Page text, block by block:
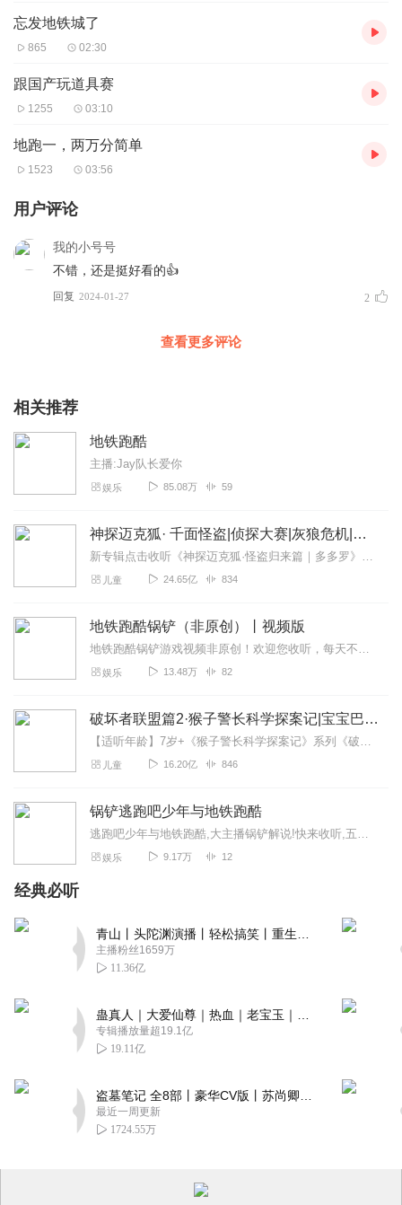
忘发地铁城了
865 02:30
跟国产玩道具赛
1255 03:10
地跑一，两万分简单
1523 03:56
用户评论
我的小号号
不错，还是挺好看的👍
回复 2024-01-27 2
查看更多评论
相关推荐
地铁跑酷
主播:Jay队长爱你
娱乐 85.08万 59
神探迈克狐· 千面怪盗|侦探大赛|灰狼危机|多多罗
新专辑点击收听《神探迈克狐·怪盗归来篇｜多多罗》！！！>>>点击进入主播橱窗购买《神探迈克狐》系列图书吧!<<<多多罗故事【点击前往】收听多多罗其他好玩有趣的故...
儿童 24.65亿 834
地铁跑酷锅铲（非原创）丨视频版
地铁跑酷锅铲游戏视频非原创！欢迎您收听，每天不定时更新。为锅铲视频集合版（部分视频后期黑屏，由于未满十秒所以先补上的）后期有番外篇…铲粉必看！【注明：非原创，侵...
娱乐 13.48万 82
破坏者联盟篇2·猴子警长科学探案记|宝宝巴士故事
【适听年龄】7岁+《猴子警长科学探案记》系列《破坏者联盟篇1·猴子警长科学探案记》>>>《破坏者联盟篇2·猴子警长科学探案记》>>>《破坏者联盟篇3·猴子警长科...
儿童 16.20亿 846
锅铲逃跑吧少年与地铁跑酷
逃跑吧少年与地铁跑酷,大主播锅铲解说!快来收听,五星好评加订阅!更新频率为:每周更新三集,可能加更一集
娱乐 9.17万 12
经典必听
主播粉丝1659万
11.36亿
专辑播放量超19.1亿
19.11亿
最近一周更新
1724.55万